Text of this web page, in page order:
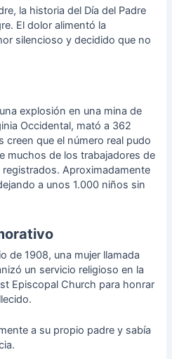
la historia del Día del Padre
El dolor alimentó la
silencioso y decidido que no
explosión en una mina de
Occidental, mató a 362
creen que el número real pudo
muchos de los trabajadores de
Aproximadamente
a unos 1.000 niños sin
de 1908, una mujer llamada
un servicio religioso en la
Episcopal Church para honrar
a su propio padre y sabía